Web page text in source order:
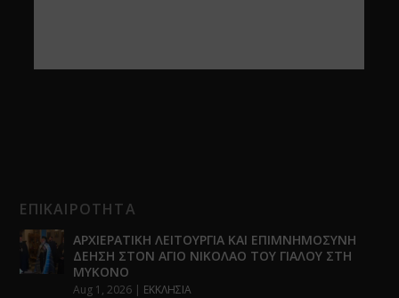
ΕΠΙΚΑΙΡΟΤΗΤΑ
ΑΡΧΙΕΡΑΤΙΚΗ ΛΕΙΤΟΥΡΓΙΑ ΚΑΙ ΕΠΙΜΝΗΜΟΣΥΝΗ
ΔΕΗΣΗ ΣΤΟΝ ΑΓΙΟ ΝΙΚΟΛΑΟ ΤΟΥ ΓΙΑΛΟΥ ΣΤΗ
ΜΥΚΟΝΟ
Aug 1, 2026 | ΕΚΚΛΗΣΙΑ